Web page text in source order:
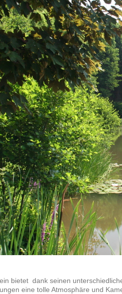
bietet dank seinen
eine tolle Atmosphäre und